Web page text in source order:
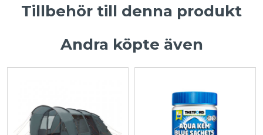
Tillbehör till denna produkt
Andra köpte även